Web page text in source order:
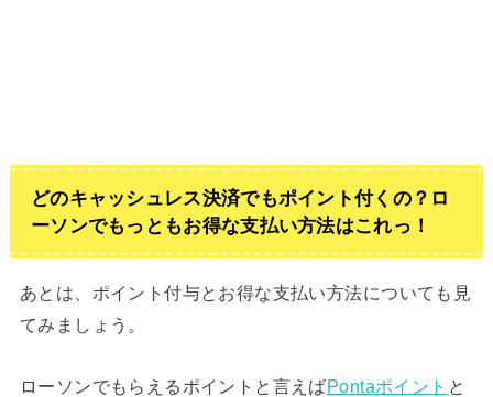
どのキャッシュレス決済でもポイント付くの？ロ
ーソンでもっともお得な支払い方法はこれっ！
あとは、ポイント付与とお得な支払い方法についても見
てみましょう。
ローソンでもらえるポイントと言えばPontaポイント と